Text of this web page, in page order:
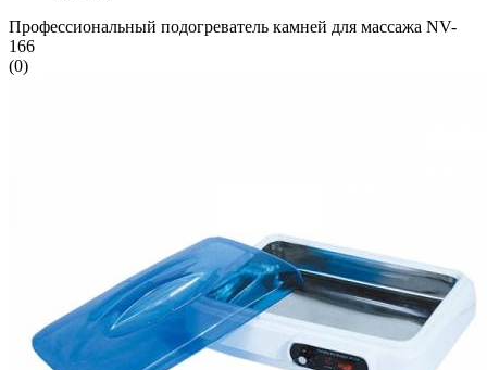
Профессиональный подогреватель камней для массажа NV-
166
(0)